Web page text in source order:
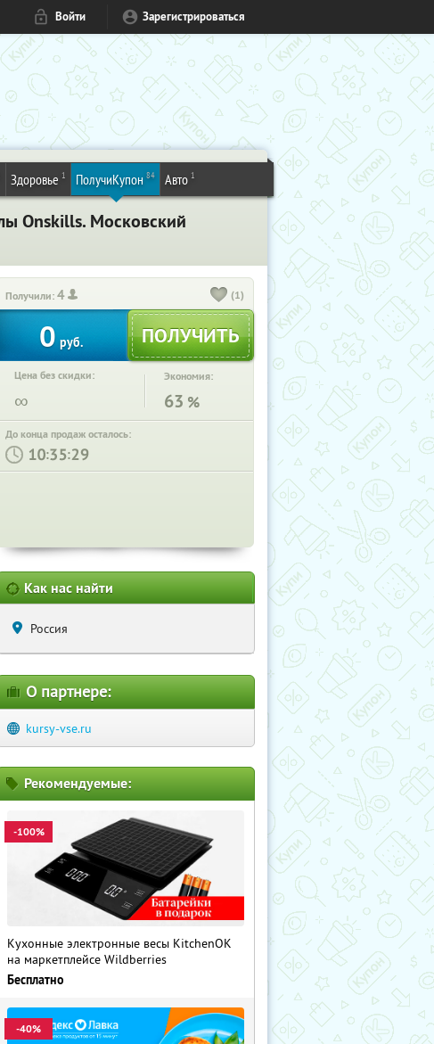
Войти Зарегистрироваться
Здоровье 1 ПолучиКупон 84 Авто 1
Onskills. Московский
Получили:4 (1)
0 руб.
Цена без скидки:
∞
Экономия:
63 %
До конца продаж осталось:
: :
Как нас найти
Россия
О партнере:
kursy-vse.ru
Рекомендуемые:
-100%
Кухонные электронные весы KitchenOK
на маркетплейсе Wildberries
Бесплатно
-40%